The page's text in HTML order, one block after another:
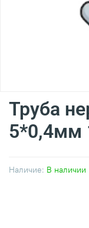
Наличие: В наличии
Труба
5*0,4мм